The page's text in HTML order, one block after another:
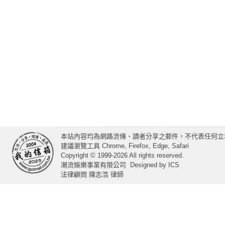
本站內容均為網路流傳、讀者分享之郵件，不代表任何
建議瀏覽工具 Chrome, Firefox, Edge, Safari
Copyright © 1999-2026 All rights reserved.
潮流娛樂事業有限公司
Designed by ICS
法律顧問 陳志浩 律師